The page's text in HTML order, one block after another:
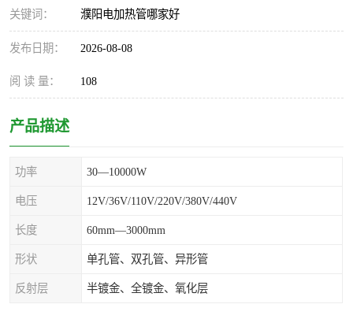
关键词： 濮阳电加热管哪家好
发布日期： 2026-08-08
阅 读 量： 108
产品描述
功率 30—10000W
电压 12V/36V/110V/220V/380V/440V
长度 60mm—3000mm
形状 单孔管、双孔管、异形管
反射层 半镀金、全镀金、氧化层